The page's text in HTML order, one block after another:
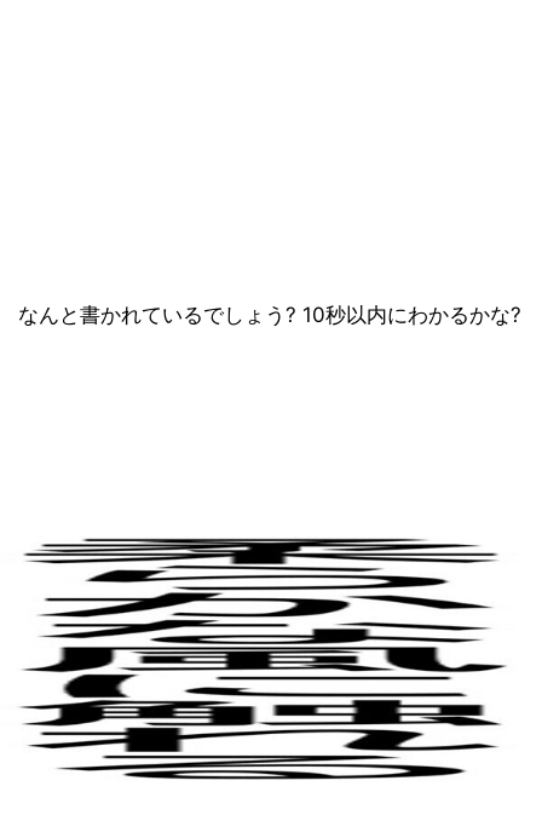
なんと書かれているでしょう? 10秒以内にわかるかな?